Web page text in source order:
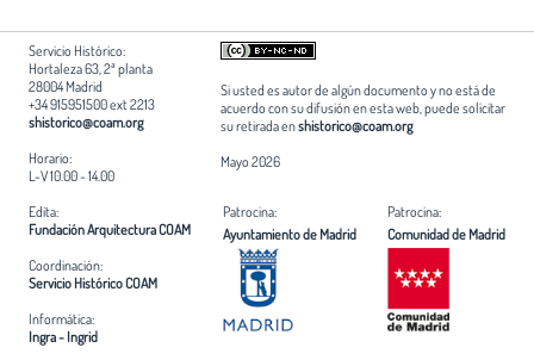
Servicio Histórico:
Hortaleza 63, 2ª planta
28004 Madrid
+34 915951500 ext 2213
shistorico@coam.org
Horario:
L-V 10.00 - 14.00
Si usted es autor de algún documento y no está de
acuerdo con su difusión en esta web, puede solicitar
su retirada enshistorico@coam.org
Mayo 2026
Edita:
Fundación Arquitectura COAM
Coordinación:
Servicio Histórico COAM
Informática:
Ingra - Ingrid
Patrocina:
Ayuntamiento de Madrid
Patrocina:
Comunidad de Madrid